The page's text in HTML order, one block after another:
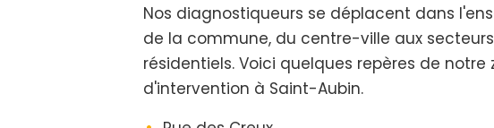
Nos diagnostiqueurs se déplacent dans
de la commune, du centre-ville aux secteurs
résidentiels. Voici quelques repères de notre
d'intervention à Saint-Aubin.